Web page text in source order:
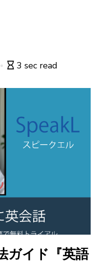
3 sec read
ガイド『英語